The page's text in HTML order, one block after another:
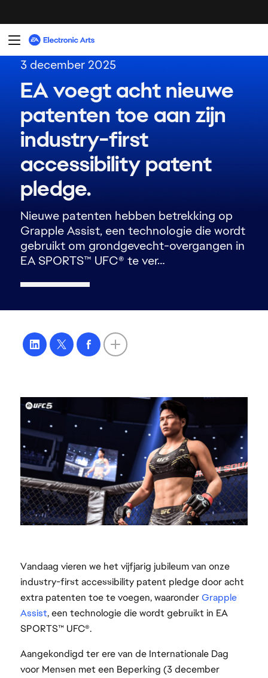
Vandaag vieren we het vijfjarig jubileum van onze
industry-first accessibility patent pledge door acht
extra patenten toe te voegen, waaronderGrapple
Assist, een technologie die wordt gebruikt in EA
SPORTS™ UFC®.
Aangekondigd ter ere van de Internationale Dag
voor Mensen met een Beperking (3 december